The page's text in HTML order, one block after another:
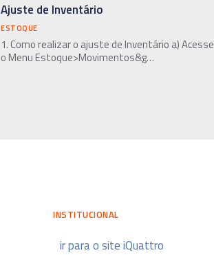
Ajuste de Inventário
ESTOQUE
1. Como realizar o ajuste de Inventário a) Acesse
o Menu Estoque>Movimentos&g…
INSTITUCIONAL
ir para o site iQuattro